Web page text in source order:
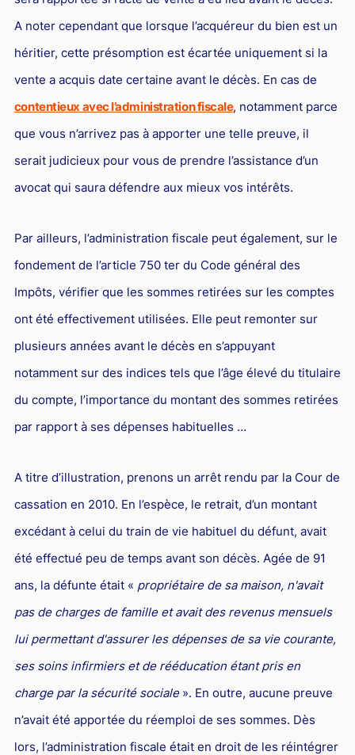
A noter cependant que lorsque l’acquéreur du bien est un
héritier, cette présomption est écartée uniquement si la
vente a acquis date certaine avant le décès. En cas de
contentieux avec l’administration fiscale, notamment parce
que vous n’arrivez pas à apporter une telle preuve, il
serait judicieux pour vous de prendre l’assistance d’un
avocat qui saura défendre aux mieux vos intérêts.
Par ailleurs, l’administration fiscale peut également, sur le
fondement de l’article 750 ter du Code général des
Impôts, vérifier que les sommes retirées sur les comptes
ont été effectivement utilisées. Elle peut remonter sur
plusieurs années avant le décès en s’appuyant
notamment sur des indices tels que l’âge élevé du titulaire
du compte, l’importance du montant des sommes retirées
par rapport à ses dépenses habituelles …
A titre d’illustration, prenons un arrêt rendu par la Cour de
cassation en 2010. En l’espèce, le retrait, d’un montant
excédant à celui du train de vie habituel du défunt, avait
été effectué peu de temps avant son décès. Agée de 91
ans, la défunte était « propriétaire de sa maison, n'avait
pas de charges de famille et avait des revenus mensuels
lui permettant d'assurer les dépenses de sa vie courante,
ses soins infirmiers et de rééducation étant pris en
charge par la sécurité sociale». En outre, aucune preuve
n’avait été apportée du réemploi de ses sommes. Dès
lors, l’administration fiscale était en droit de les réintégrer